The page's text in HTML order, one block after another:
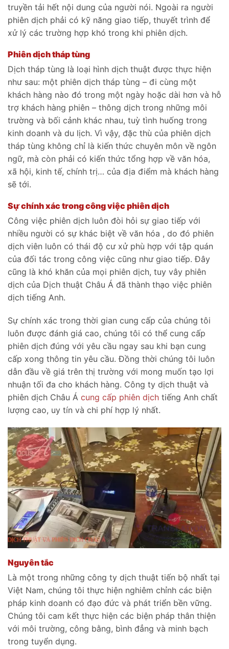
truyền tải hết nội dung của người nói. Ngoài ra người
phiên dịch phải có kỹ năng giao tiếp, thuyết trình để
xử lý các trường hợp khó trong khi phiên dịch.
Phiên dịch tháp tùng
Dịch tháp tùng là loại hình dịch thuật được thực hiện
như sau: một phiên dịch tháp tùng – đi cùng một
khách hàng nào đó trong một ngày hoặc dài hơn và hỗ
trợ khách hàng phiên – thông dịch trong những môi
trường và bối cảnh khác nhau, tuỳ tình huống trong
kinh doanh và du lịch. Vì vậy, đặc thù của phiên dịch
tháp tùng không chỉ là kiến thức chuyên môn về ngôn
ngữ, mà còn phải có kiến thức tổng hợp về văn hóa,
xã hội, kinh tế, chính trị… của địa điểm mà khách hàng
sẽ tới.
Sự chính xác trong công việc phiên dịch
Công việc phiên dịch luôn đòi hỏi sự giao tiếp với
nhiều người có sự khác biệt về văn hóa , do đó phiên
dịch viên luôn có thái độ cư xử phù hợp với tập quán
của đối tác trong công việc cũng như giao tiếp. Đây
cũng là khó khăn của mọi phiên dịch, tuy vây phiên
dịch của Dịch thuật Châu Á đã thành thạo việc phiên
dịch tiếng Anh.
Sự chính xác trong thời gian cung cấp của chúng tôi
luôn được đánh giá cao, chúng tôi có thể cung cấp
phiên dịch đúng với yêu cầu ngay sau khi bạn cung
cấp xong thông tin yêu cầu. Đồng thời chúng tôi luôn
dẫn đầu về giá trên thị trường với mong muốn tạo lợi
nhuận tối đa cho khách hàng. Công ty dịch thuật và
phiên dịch Châu Á cung cấp phiên dịch tiếng Anh chất
lượng cao, uy tín và chi phí hợp lý nhất.
Nguyên tắc
Là một trong những công ty dịch thuật tiến bộ nhất tại
Việt Nam, chúng tôi thực hiện nghiêm chỉnh các biện
pháp kinh doanh có đạo đức và phát triển bền vững.
Chúng tôi cam kết thực hiện các biện pháp thân thiện
với môi trường, công bằng, bình đẳng và minh bạch
trong tuyển dụng.